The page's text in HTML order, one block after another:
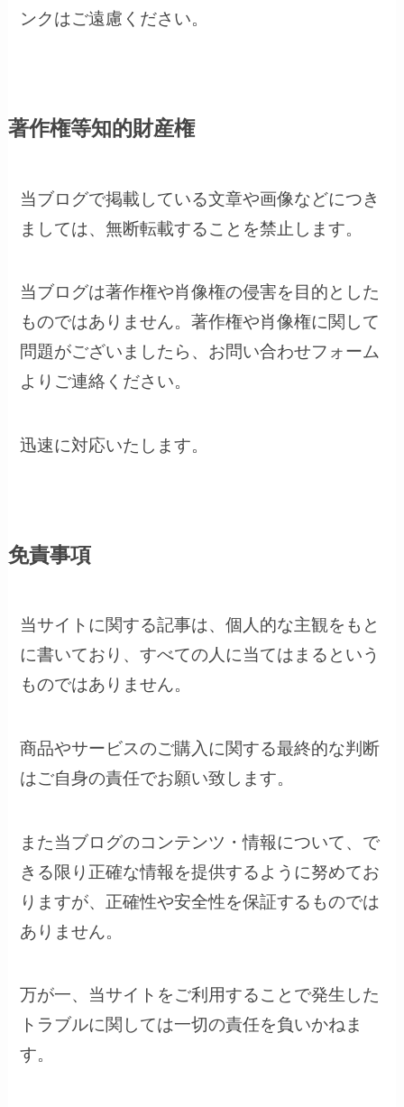
ンクはご遠慮ください。
著作権等知的財産権
当ブログで掲載している文章や画像などにつき
ましては、無断転載することを禁止します。
当ブログは著作権や肖像権の侵害を目的とした
ものではありません。著作権や肖像権に関して
問題がございましたら、お問い合わせフォーム
よりご連絡ください。
迅速に対応いたします。
免責事項
当サイトに関する記事は、個人的な主観をもと
に書いており、すべての人に当てはまるという
ものではありません。
商品やサービスのご購入に関する最終的な判断
はご自身の責任でお願い致します。
また当ブログのコンテンツ・情報について、で
きる限り正確な情報を提供するように努めてお
りますが、正確性や安全性を保証するものでは
ありません。
万が一、当サイトをご利用することで発生した
トラブルに関しては一切の責任を負いかねま
す。